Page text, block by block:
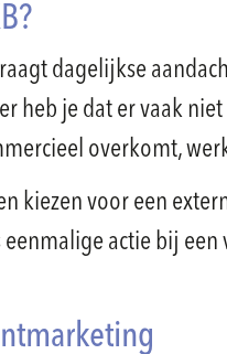
dagelijkse
heb je dat er vaak
overkomt,
kiezen voor een
actie bij een